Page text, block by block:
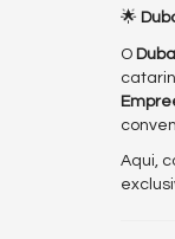
🌟
O
Aqui,